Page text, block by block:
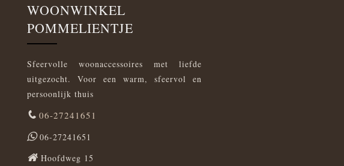
WOONWINKEL
POMMELIENTJE
Sfeervolle woonaccessoires met liefde
uitgezocht. Voor een warm, sfeervol en
persoonlijk thuis
06-27241651
06-27241651
Hoofdweg 15